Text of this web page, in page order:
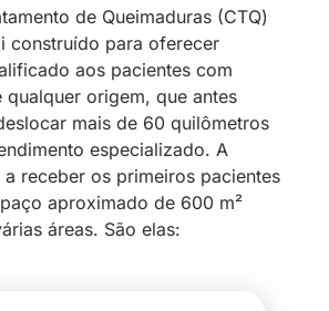
de Queimaduras (CTQ)
construído para oferecer
aos pacientes com
qualquer origem, que antes
mais de 60 quilômetros
especializado. A
a receber os primeiros pacientes
aproximado de 600 m²
áreas. São elas: